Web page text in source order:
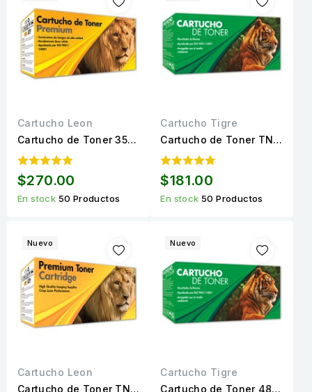
Cartucho Leon
Cartucho de Toner 35A
(CB435A) / 85A
Compatible Calidad
Premium para 2,000...
$270.00
En stock 50 Productos
Cartucho Tigre
Cartucho de Toner TN-
760 Compatible
3,000 páginas.
$181.00
En stock50 Productos
Nuevo
Cartucho Leon
Cartucho de Toner TN-
Nuevo
Cartucho Tigre
Cartucho de Toner 48A